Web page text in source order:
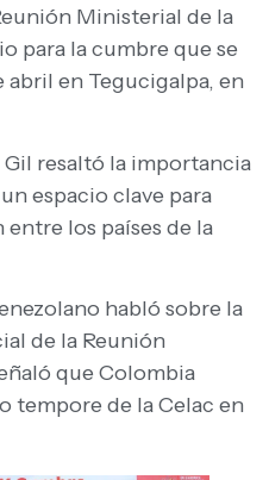
Ministerial de la
para la cumbre que se
en Tegucigalpa, en
resaltó la importancia
espacio clave para
los países de la
habló sobre la
de la Reunión
que Colombia
tempore de la Celac en